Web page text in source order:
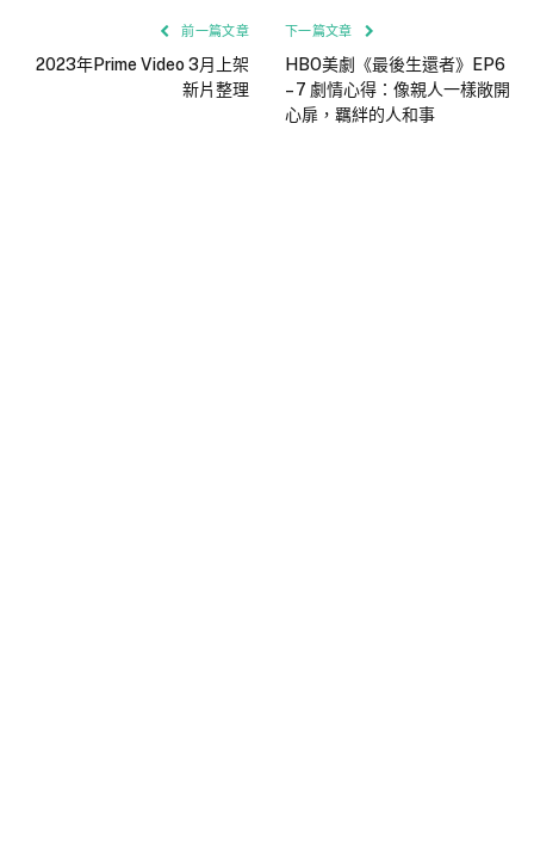
前一篇文章
2023年Prime Video 3月上架
新片整理
下一篇文章
HBO美劇《最後生還者》EP6
– 7 劇情心得：像親人一樣敞開
心扉，羈絆的人和事